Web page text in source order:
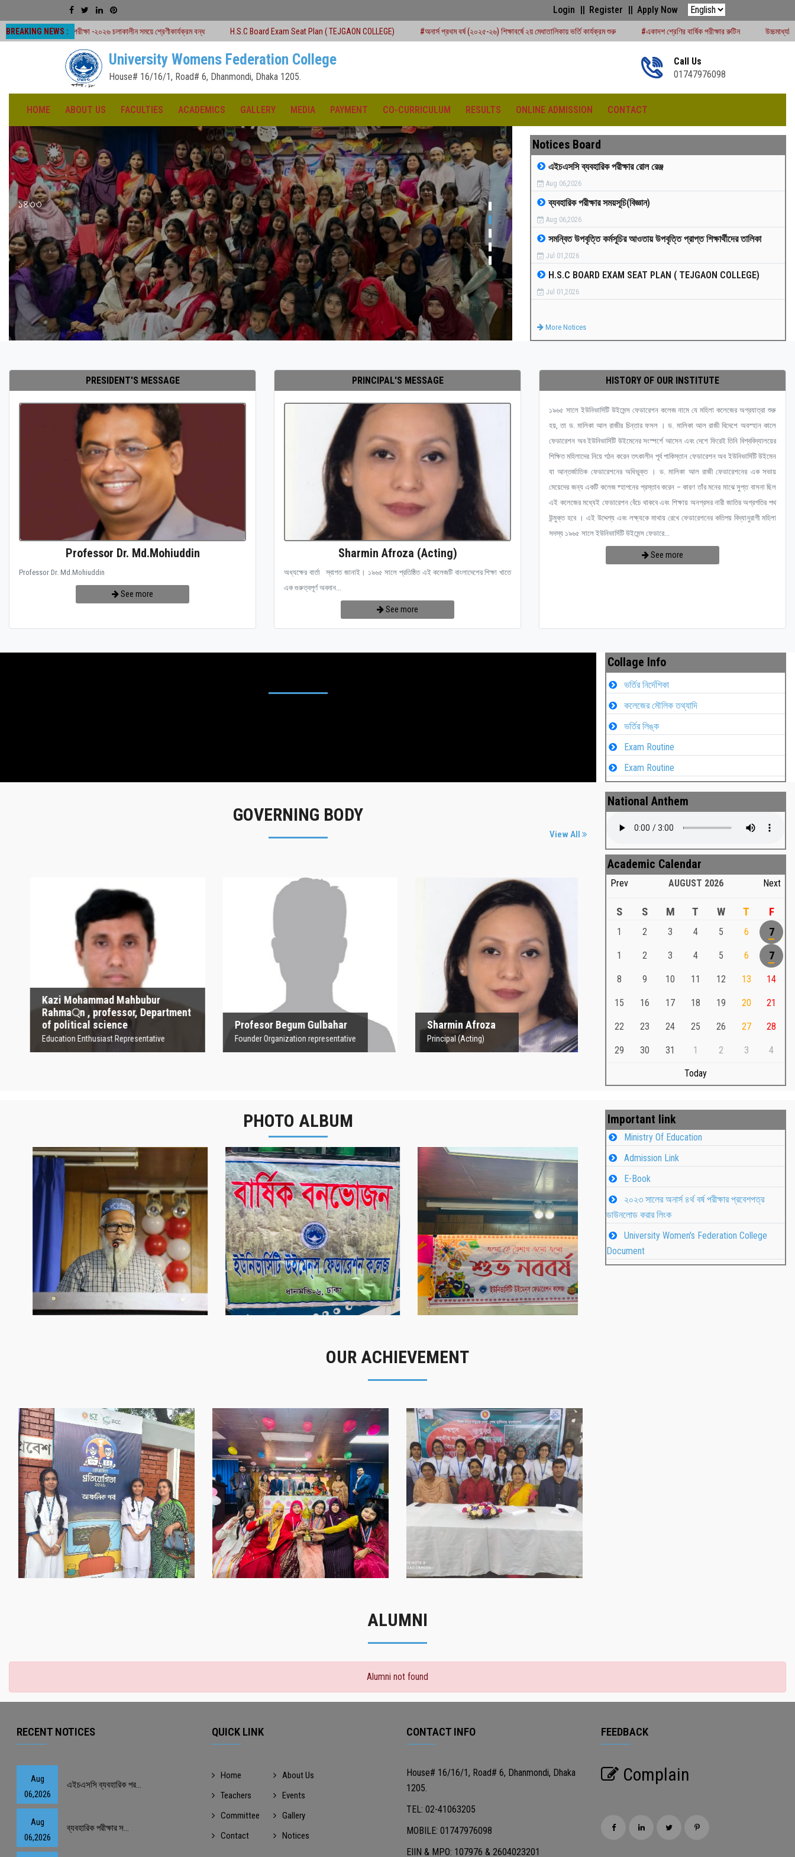
Login Register Apply Now
BREAKING NEWS :
-২০২৬ চলাকালীন সময়ে শ্রেণীকার্যক্রম বন্ধ H.S.C Board Exam Seat Plan ( TEJGAON COLLEGE) #অনার্স প্রথম বর্ষ (২০২৫-২৬) শিক্ষাবর্ষে ২য় মেধাতালিকায় ভর্তি কার্যক্রম শুরু #একাদশ শ্রেণির বার্ষিক পরীক্ষার রুটিন উচ্চমাধ্যমিক সেশন (২০২৪-২৫)
University Womens Federation College
House# 16/16/1, Road# 6, Dhanmondi, Dhaka 1205.
Call Us
01747976098
HOME ABOUT US FACULTIES ACADEMICS GALLERY MEDIA PAYMENT CO-CURRICULUM RESULTS ONLINE ADMISSION CONTACT
১৪৩৩ ক্রীড়া প্রতিযোগিতা -২০২৫
Notices Board
এইচএসসি ব্যবহারিক পরীক্ষার রোল রেঞ্জ
Aug 06,2026
ব্যবহারিক পরীক্ষার সময়সূচি(বিজ্ঞান)
Aug 06,2026
সমন্বিত উপবৃত্তি কর্মসূচির আওতায় উপবৃত্তি প্রাপ্ত শিক্ষার্থীদের তালিকা
Jul 01,2026
H.S.C BOARD EXAM SEAT PLAN ( TEJGAON COLLEGE)
Jul 01,2026
More Notices
PRESIDENT'S MESSAGE
Professor Dr. Md.Mohiuddin
Professor Dr. Md.Mohiuddin
See more
PRINCIPAL'S MESSAGE
Sharmin Afroza (Acting)
অধ্যক্ষের বার্তা স্বাগত জানাই। ১৯৬৫ সালে প্রতিষ্ঠিত এই কলেজটি বাংলাদেশের শিক্ষা খাতে
এক গুরুত্বপূর্ণ অবদান...
See more
HISTORY OF OUR INSTITUTE
১৯৬৫ সালে ইউনিভার্সিটি উইমেন্স ফেডারেশন কলেজ নামে যে মহিলা কলেজের অগ্রযাত্রা শুরু
হয়, তা ড. মালিকা আল রাজীর চিন্তার ফসল । ড. মালিকা আল রাজী বিদেশে অবস্হান কালে
ফেডারেশন অব ইউনিভার্সিটি উইমেনের সংস্পর্শে আসেন এবং দেশে ফিরেই তিনি বিশ্ববিদ্যালয়ের
শিক্ষিত মহিলাদের নিয়ে গঠন করেন তৎকালীন পূর্ব পাকিস্তান ফেডারেশন অব ইউনিভার্সিটি উইমেন
যা আন্তর্জাতিক ফেডারেশনের অধিভুক্ত । ড. মালিকা আল রাজী ফেডারেশনের এক সভায়
মেয়েদের জন্য একটি কলেজ ষ্হাপনের প্রস্তাব করেন – কারণ তাঁর মনের মাঝে সুপ্ত বাসনা ছিল
এই কলেজের মধ্যেই ফেডারেশন বেঁচে থাকবে এবং শিক্ষায় অনগ্রসর নারী জাতির অগ্রগতির পথ
উন্মুক্ত হবে । এই উদ্দেশ্য এবং লক্ষ্যকে মাথায় রেখে ফেডারেশনের কতিপয় বিদ্যানুরাগী মহিলা
সদস্য ১৯৬৫ সালে ইউনিভার্সিটি উইমেন্স ফেডারে...
See more
Collage Info
ভর্তির নির্দেশিকা
কলেজের মৌলিক তথ্যাদি
ভর্তির লিঙ্ক
Exam Routine
Exam Routine
GOVERNING BODY
View All
Kazi Mohammad Mahbubur
Rahma্‌n , professor, Department
of political science
Education Enthusiast Representative
Kazi Mohammad
Mahbubur Rahma্‌n ,
professor, Department
of political science
Education Enthusiast Representative
Profesor Begum Gulbahar
Founder Organization representative
Profesor Begum
Gulbahar
Founder Organization representative
Sharmin Afroza
Principal (Acting)
Sharmin Afroza
Principal (Acting)
Md. Shafiullah Sarker
Md. Shafiullah Sarkar , Professor , Teacher
Teacher Representative
National Anthem
Academic Calendar
Prev AUGUST 2026 Next
S S M T W T F
1 2 3 4 5 6 7
1 2 3 4 5 6 7
8 9 10 11 12 13 14
15 16 17 18 19 20 21
22 23 24 25 26 27 28
29 30 31 1 2 3 4
Today
PHOTO ALBUM
নবীনবরণ - ২০২৫ বার্ষিক বনভোজন ২০২৫ বাংলা নববর্ষ ১৪৩২ উদযাপন
Important link
Ministry Of Education
Admission Link
E-Book
২০২৩ সালের অনার্স ৪র্থ বর্ষ পরীক্ষার প্রবেশপত্র
ডাউনলোড করার লিংক
University Women's Federation College
Document
OUR ACHIEVEMENT
‌গৌর‌বের অর্জন
‌গৌর‌বের অর্জন
গৌরবের মুহূর্ত
গৌরবের মুহূর্ত
সাফল্যের স্মৃতি
সাফল্যের স্মৃতি
ALUMNI
Alumni not found
RECENT NOTICES
Aug
06,2026
এইচএসসি ব্যবহারিক পর...
Aug
06,2026
ব্যবহারিক পরীক্ষার স...
QUICK LINK
Home
About Us
Teachers
Events
Committee
Gallery
Contact
Notices
CONTACT INFO
House# 16/16/1, Road# 6, Dhanmondi, Dhaka
1205.
TEL: 02-41063205
MOBILE: 01747976098
EIIN & MPO: 107976 & 2604023201
FEEDBACK
Complain